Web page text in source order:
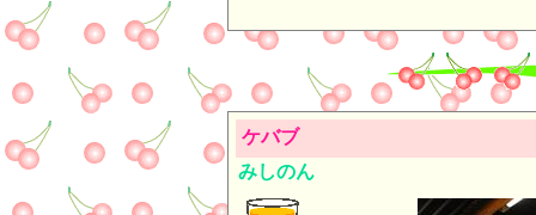
ケバブ
みしのん